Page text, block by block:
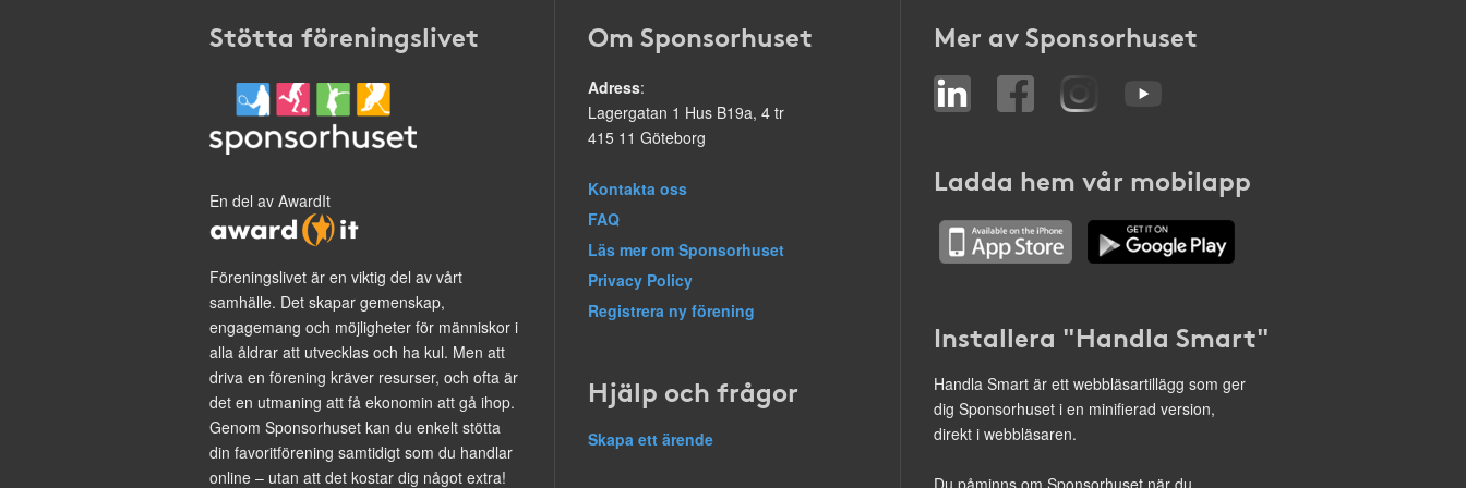
Stötta föreningslivet
En del av AwardIt
Föreningslivet är en viktig del av vårt
samhälle. Det skapar gemenskap,
engagemang och möjligheter för människor i
alla åldrar att utvecklas och ha kul. Men att
driva en förening kräver resurser, och ofta är
det en utmaning att få ekonomin att gå ihop.
Genom Sponsorhuset kan du enkelt stötta
din favoritförening samtidigt som du handlar
online – utan att det kostar dig något extra!
Om Sponsorhuset
Adress:
Lagergatan 1 Hus B19a, 4 tr
415 11 Göteborg
Kontakta oss
FAQ
Läs mer om Sponsorhuset
Privacy Policy
Registrera ny förening
Hjälp och frågor
Skapa ett ärende
Mer av Sponsorhuset
Ladda hem vår mobilapp
Installera "Handla Smart"
Handla Smart är ett webbläsartillägg som ger
dig Sponsorhuset i en minifierad version,
direkt i webbläsaren.